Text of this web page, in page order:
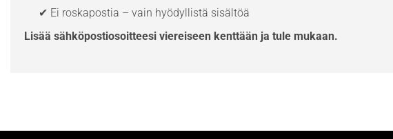
✔ Ei roskapostia – vain hyödyllistä sisältöä
Lisää sähköpostiosoitteesi viereiseen kenttään ja tule mukaan.